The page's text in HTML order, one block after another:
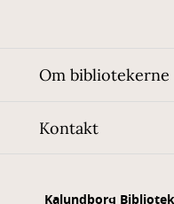
Om bibliotekerne
Kontakt
Kalundborg